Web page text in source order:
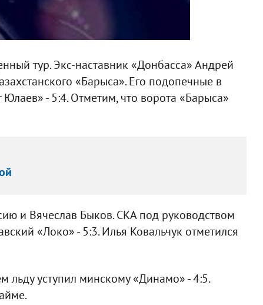
тур. Экс-наставник «Донбасса» Андрей
«Барыса». Его подопечные в
- 5:4. Отметим, что ворота «Барыса»
и Вячеслав Быков. СКА под руководством
«Локо» - 5:3. Илья Ковальчук отметился
уступил минскому «Динамо» - 4:5.